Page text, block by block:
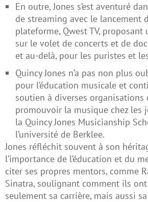
En outre, Jones s’est aventuré
de streaming avec le lancement
plateforme, Qwest TV,
sur le volet de concerts et de
et au-delà, pour les puristes et
Quincy Jones n’a pas non plus
pour l’éducation musicale et
soutien à diverses organisations
promouvoir la musique chez les
la Quincy Jones Musicianship
l’université de Berklee.
Jones réfléchit souvent à son
l’importance de l’éducation et du
citer ses propres mentors, comme
Sinatra, soulignant comment ils
seulement sa carrière, mais aussi